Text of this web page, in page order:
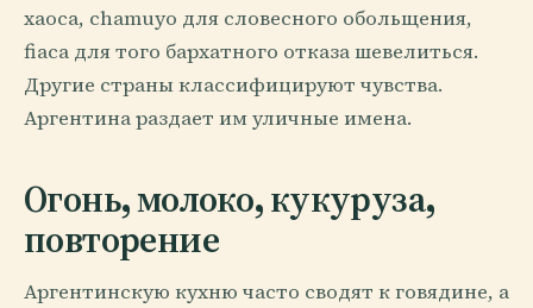
хаоса, chamuyo для словесного обольщения,
fiaca для того бархатного отказа шевелиться.
Другие страны классифицируют чувства.
Аргентина раздает им уличные имена.
Огонь, молоко, кукуруза,
повторение
Аргентинскую кухню часто сводят к говядине, а